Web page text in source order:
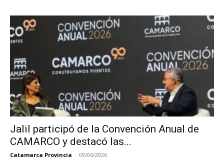
Jalil participó de la Convención Anual de
CAMARCO y destacó las...
Catamarca Provincia - 09/06/2026